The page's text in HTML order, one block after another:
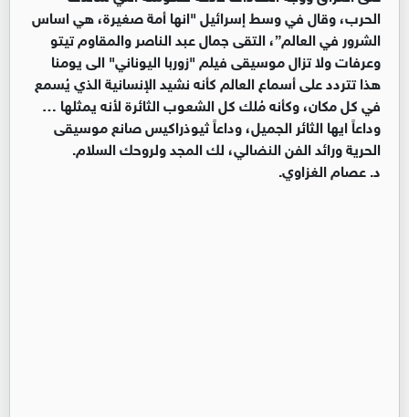
الحرب، وقال في وسط إسرائيل "انها أمة صغيرة، هي اساس
الشرور في العالم”، التقى جمال عبد الناصر والمقاوم تيتو
وعرفات ولا تزال موسيقى فيلم "زوربا اليوناني" الى يومنا
هذا تتردد على أسماع العالم كأنه نشيد الإنسانية الذي يُسمع
في كل مكان، وكأنه مُلك كل الشعوب الثائرة لأنه يمثلها …
وداعاً ايها الثائر الجميل، وداعاً ثيوذراكيس صانع موسيقى
الحرية ورائد الفن النضالي، لك المجد ولروحك السلام.
د. عصام الغزاوي.